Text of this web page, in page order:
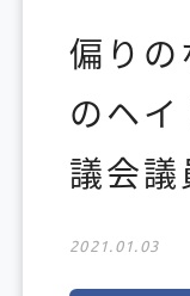
偏りの
のヘ
議会議
2021.01.03